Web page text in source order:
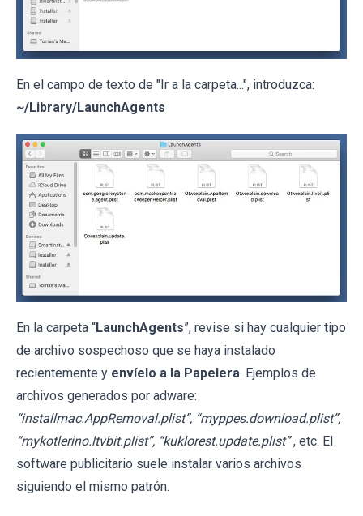
En el campo de texto de "Ir a la carpeta...", introduzca:
~/Library/LaunchAgents
En la carpeta “LaunchAgents”, revise si hay cualquier tipo
de archivo sospechoso que se haya instalado
recientemente y envíelo a la Papelera. Ejemplos de
archivos generados por adware:
“installmac.AppRemoval.plist”, “myppes.download.plist”,
“mykotlerino.ltvbit.plist”, “kuklorest.update.plist” , etc. El
software publicitario suele instalar varios archivos
siguiendo el mismo patrón.